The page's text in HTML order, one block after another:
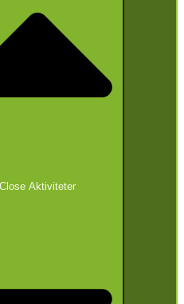
Close Aktiviteter